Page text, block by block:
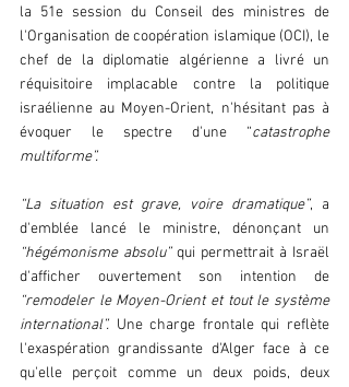
la 51e session du Conseil des ministres de
l'Organisation de coopération islamique (OCI), le
chef de la diplomatie algérienne a livré un
réquisitoire implacable contre la politique
israélienne au Moyen-Orient, n'hésitant pas à
évoquer le spectre d'une “catastrophe
multiforme”.
“La situation est grave, voire dramatique”, a
“hégémonisme absolu” qui permettrait à Israël
“remodeler le Moyen-Orient et tout le système
international”. Une charge frontale qui reflète
l'exaspération grandissante d'Alger face à ce
qu'elle perçoit comme un deux poids, deux